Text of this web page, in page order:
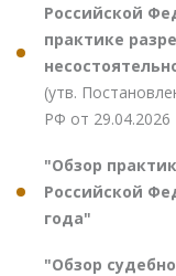
Российской
практике
(утв.
РФ от
"Обзор
Российской
года"
"Обзор